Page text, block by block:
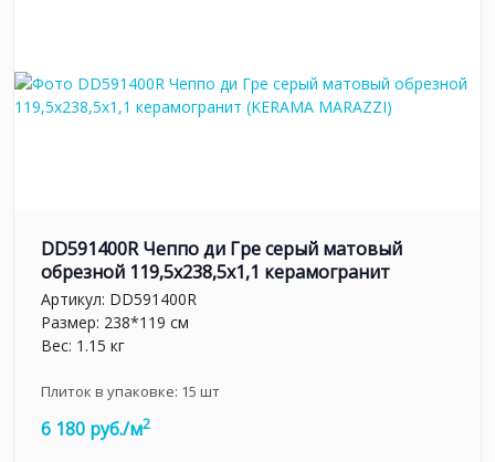
DD591400R Чеппо ди Гре серый матовый
обрезной 119,5x238,5x1,1 керамогранит
Артикул: DD591400R
Размер: 238*119 см
Вес: 1.15 кг
Плиток в упаковке: 15 шт
6 180 руб./м2